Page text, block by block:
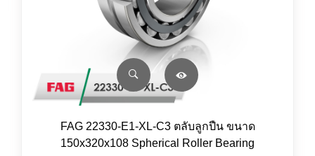
FAG 22330-E1-XL-C3 ตลับลูกปืน ขนาด
150x320x108 Spherical Roller Bearing